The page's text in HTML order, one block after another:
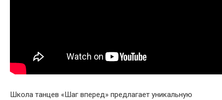
Школа танцев «Шаг вперед» предлагает уникальную